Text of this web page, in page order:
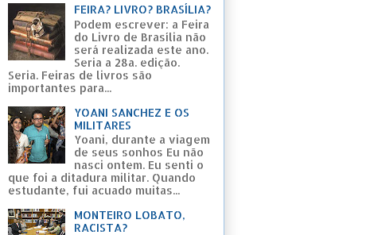
FEIRA? LIVRO? BRASÍLIA?
Podem escrever: a Feira
do Livro de Brasília não
será realizada este ano.
Seria a 28a. edição.
Seria. Feiras de livros são
importantes para...
YOANI SANCHEZ E OS
MILITARES
Yoani, durante a viagem
de seus sonhos Eu não
nasci ontem. Eu senti o
que foi a ditadura militar. Quando
estudante, fui acuado muitas...
MONTEIRO LOBATO,
RACISTA?